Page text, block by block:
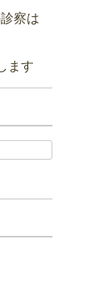
察は
ます